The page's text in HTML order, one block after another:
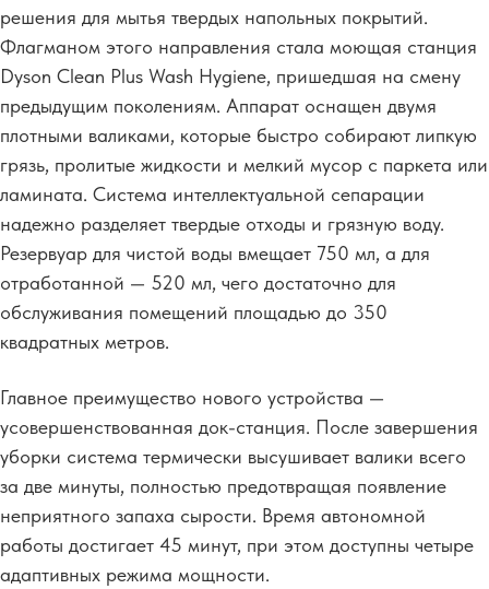
решения для мытья твердых напольных покрытий.
Флагманом этого направления стала моющая станция
Dyson Clean Plus Wash Hygiene, пришедшая на смену
предыдущим поколениям. Аппарат оснащен двумя
плотными валиками, которые быстро собирают липкую
грязь, пролитые жидкости и мелкий мусор с паркета или
ламината. Система интеллектуальной сепарации
надежно разделяет твердые отходы и грязную воду.
Резервуар для чистой воды вмещает 750 мл, а для
отработанной — 520 мл, чего достаточно для
обслуживания помещений площадью до 350
квадратных метров.
Главное преимущество нового устройства —
усовершенствованная док-станция. После завершения
уборки система термически высушивает валики всего
за две минуты, полностью предотвращая появление
неприятного запаха сырости. Время автономной
работы достигает 45 минут, при этом доступны четыре
адаптивных режима мощности.